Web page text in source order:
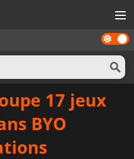
Dark
mode
17 jeux
BYO